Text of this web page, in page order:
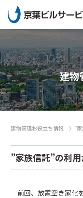
建物
建物管理お役立ち情報 〉 ”
”家族信託”の利
前回、放置空き家化